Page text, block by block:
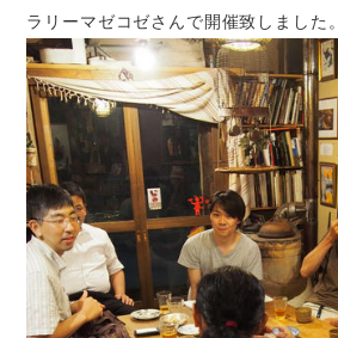
ラリーマゼコゼさんで開催致しました。